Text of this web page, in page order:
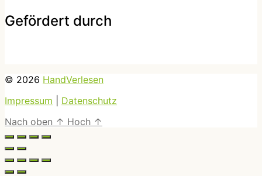
Gefördert durch
© 2026 HandVerlesen
Impressum
Datenschutz
Nach oben ↑ Hoch ↑